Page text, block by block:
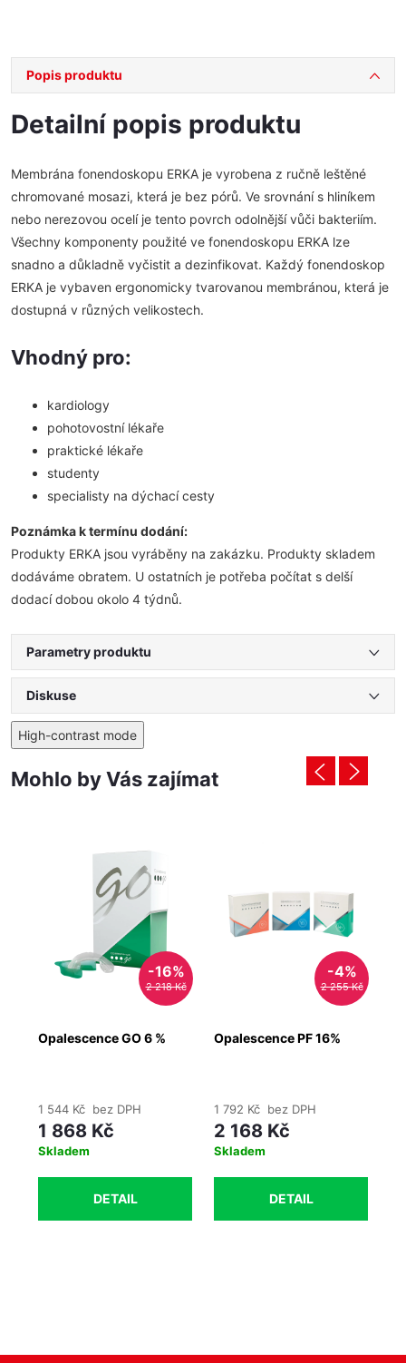
Popis produktu
Detailní popis produktu
Membrána fonendoskopu ERKA je vyrobena z ručně leštěné
chromované mosazi, která je bez pórů. Ve srovnání s hliníkem
nebo nerezovou ocelí je tento povrch odolnější vůči bakteriím.
Všechny komponenty použité ve fonendoskopu ERKA lze
snadno a důkladně vyčistit a dezinfikovat. Každý fonendoskop
ERKA je vybaven ergonomicky tvarovanou membránou, která je
dostupná v různých velikostech.
Vhodný pro:
kardiology
pohotovostní lékaře
praktické lékaře
studenty
specialisty na dýchací cesty
Poznámka k termínu dodání:
Produkty ERKA jsou vyráběny na zakázku. Produkty skladem
dodáváme obratem. U ostatních je potřeba počítat s delší
dodací dobou okolo 4 týdnů.
Parametry produktu
Diskuse
High-contrast mode
Mohlo by Vás zajímat
2 218 Kč
-16%
Opalescence GO 6 %
1 544 Kč bez DPH
1 868 Kč
Skladem
DETAIL
2 255 Kč
-4%
Opalescence PF 16%
1 792 Kč bez DPH
2 168 Kč
Skladem
DETAIL